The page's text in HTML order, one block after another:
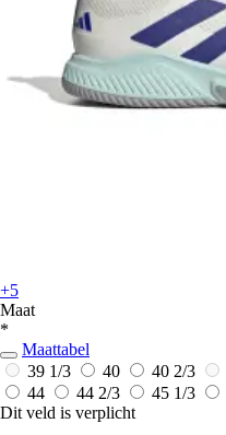
+5
Maat
*
Maattabel
39 1/3
40 40 2/3
44
44 2/3 45 1/3
Dit veld is verplicht